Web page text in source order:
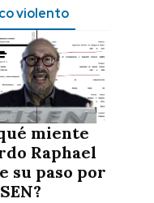
violento
miente
Raphael
su paso por